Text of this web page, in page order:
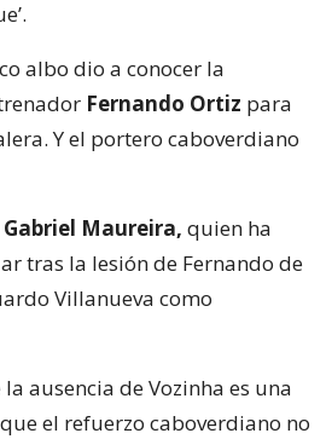
albo dio a conocer la
Fernando Ortiz para
Y el portero caboverdiano
Gabriel Maureira, quien ha
tras la lesión de Fernando de
Villanueva como
ausencia de Vozinha es una
el refuerzo caboverdiano no